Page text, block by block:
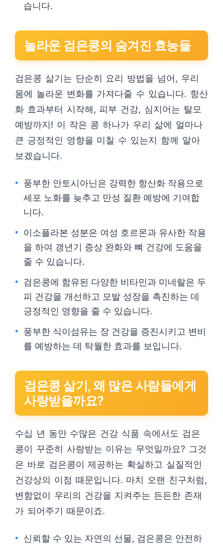
습니다.
놀라운 검은콩의 숨겨진 효능들
검은콩 삶기는 단순히 요리 방법을 넘어, 우리
몸에 놀라운 변화를 가져다줄 수 있습니다. 항산
화 효과부터 시작해, 피부 건강, 심지어는 탈모
예방까지! 이 작은 콩 하나가 우리 삶에 얼마나
큰 긍정적인 영향을 미칠 수 있는지 함께 알아
보겠습니다.
풍부한 안토시아닌은 강력한 항산화 작용으로
세포 노화를 늦추고 만성 질환 예방에 기여합
니다.
이소플라본 성분은 여성 호르몬과 유사한 작용
을 하여 갱년기 증상 완화와 뼈 건강에 도움을
줄 수 있습니다.
검은콩에 함유된 다양한 비타민과 미네랄은 두
피 건강을 개선하고 모발 성장을 촉진하는 데
긍정적인 영향을 줄 수 있습니다.
풍부한 식이섬유는 장 건강을 증진시키고 변비
를 예방하는 데 탁월한 효과를 보입니다.
검은콩 삶기, 왜 많은 사람들에게
사랑받을까요?
수십 년 동안 수많은 건강 식품 속에서도 검은
콩이 꾸준히 사랑받는 이유는 무엇일까요? 그것
은 바로 검은콩이 제공하는 확실하고 실질적인
건강상의 이점 때문입니다. 마치 오랜 친구처럼,
변함없이 우리의 건강을 지켜주는 든든한 존재
가 되어주기 때문이죠.
신뢰할 수 있는 자연의 선물, 검은콩은 안전하